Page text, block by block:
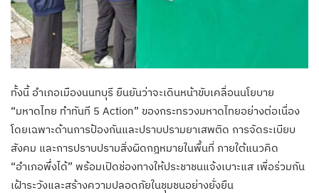
ทั้งนี้ อำเภอเมืองนนทบุรี ยืนยันว่าจะเดินหน้าขับเคลื่อนนโยบาย
“มหาดไทย ทำทันที 5 Action” ของกระทรวงมหาดไทยอย่างต่อเนื่อง
โดยเฉพาะด้านการป้องกันและปราบปรามยาเสพติด การจัดระเบียบ
สังคม และการปราบปรามสิ่งผิดกฎหมายในพื้นที่ ภายใต้แนวคิด
“อำเภอพึ่งได้” พร้อมเปิดช่องทางให้ประชาชนแจ้งเบาะแส เพื่อร่วมกัน
เฝ้าระวังและสร้างความปลอดภัยในชุมชนอย่างยั่งยืน